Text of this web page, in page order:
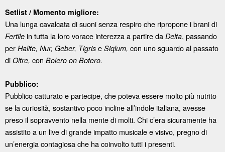
Setlist / Momento migliore:
Una lunga cavalcata di suoni senza respiro che ripropone i brani di
Fertile in tutta la loro vorace interezza a partire da Delta, passando
per Halite, Nur, Geber, Tigris e Siqlum, con uno sguardo al passato
di Oltre, con Bolero on Botero.
Pubblico:
Pubblico catturato e partecipe, che poteva essere molto più nutrito
se la curiosità, sostantivo poco incline all’indole italiana, avesse
preso il sopravvento nella mente di molti. Chi c’era sicuramente ha
assistito a un live di grande impatto musicale e visivo, pregno di
un’energia contagiosa che ha coinvolto tutti i presenti.